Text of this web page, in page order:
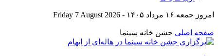
امروز جمعه ۱۶ مرداد ۱۴۰۵ - Friday 7 August 2026
صفحه اصلی جشن خانه سینما